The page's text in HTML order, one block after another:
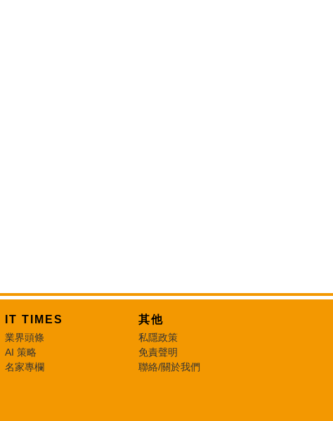
IT TIMES
業界頭條
AI 策略
名家專欄
其他
私隱政策
免責聲明
聯絡/關於我們